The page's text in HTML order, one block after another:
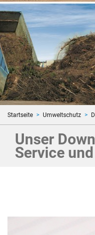
Startseite Umweltschutz
Unser
Service